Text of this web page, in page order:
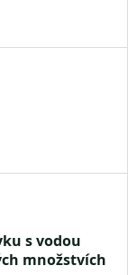
množstvích